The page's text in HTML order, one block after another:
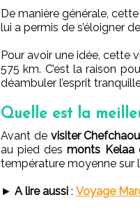
De manière générale,
lui a permis de s’éloigner
Pour avoir une idée, cette
575 km. C’est laraison
déambuler l’esprit
Quelle est la
Avant de visiter
au pied desmonts Kelaa
température moyenne sur
► A lire aussi : Voyage